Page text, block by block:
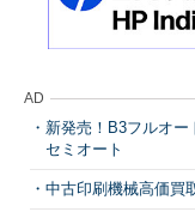
AD
新発売！B3フルオー
セミオート
中古印刷機械高価買